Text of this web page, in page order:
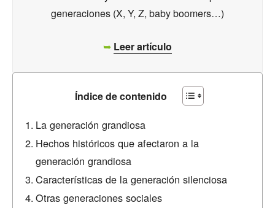
generaciones (X, Y, Z, baby boomers…)
➥ Leer artículo
Índice de contenido
La generación grandiosa
Hechos históricos que afectaron a la
generación grandiosa
Características de la generación silenciosa
Otras generaciones sociales